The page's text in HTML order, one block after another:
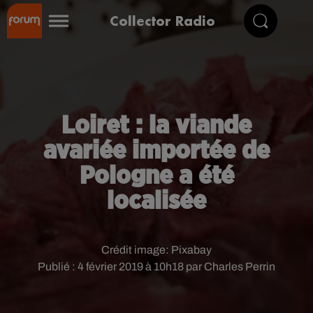
Collector Radio
Loiret : la viande
avariée importée de
Pologne a été
localisée
Publié : 4 février 2019 à 10h18 par Charles Perrin
Crédit image: Pixabay